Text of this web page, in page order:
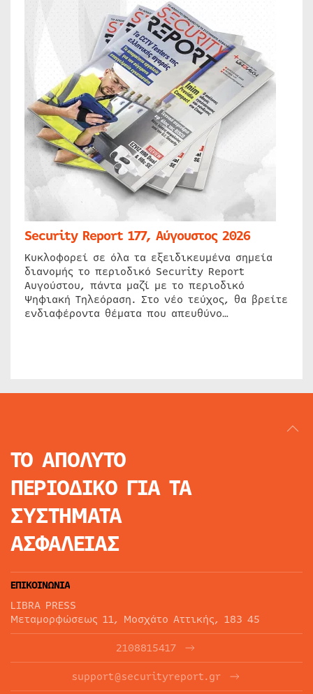
Security Report 177, Αύγουστος 2026
Κυκλοφορεί σε όλα τα εξειδικευμένα σημεία
διανομής το περιοδικό Security Report
Αυγούστου, πάντα μαζί με το περιοδικό
Ψηφιακή Τηλεόραση. Στο νέο τεύχος, θα βρείτε
ενδιαφέροντα θέματα που απευθύνο…
ΤΟ ΑΠΟΛΥΤΟ
ΠΕΡΙΟΔΙΚΟ ΓΙΑ ΤΑ
ΣΥΣΤΗΜΑΤΑ
ΑΣΦΑΛΕΙΑΣ
ΕΠΙΚΟΙΝΩΝΙΑ
LIBRA PRESS
Μεταμορφώσεως 11, Μοσχάτο Αττικής, 183 45
2108815417
support@securityreport.gr